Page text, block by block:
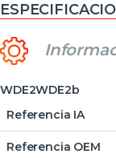
WDE2WDE2b
Referencia IA
Referencia OEM